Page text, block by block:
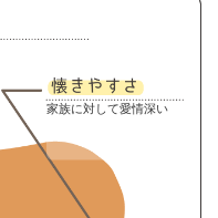
家族に対して愛情深い